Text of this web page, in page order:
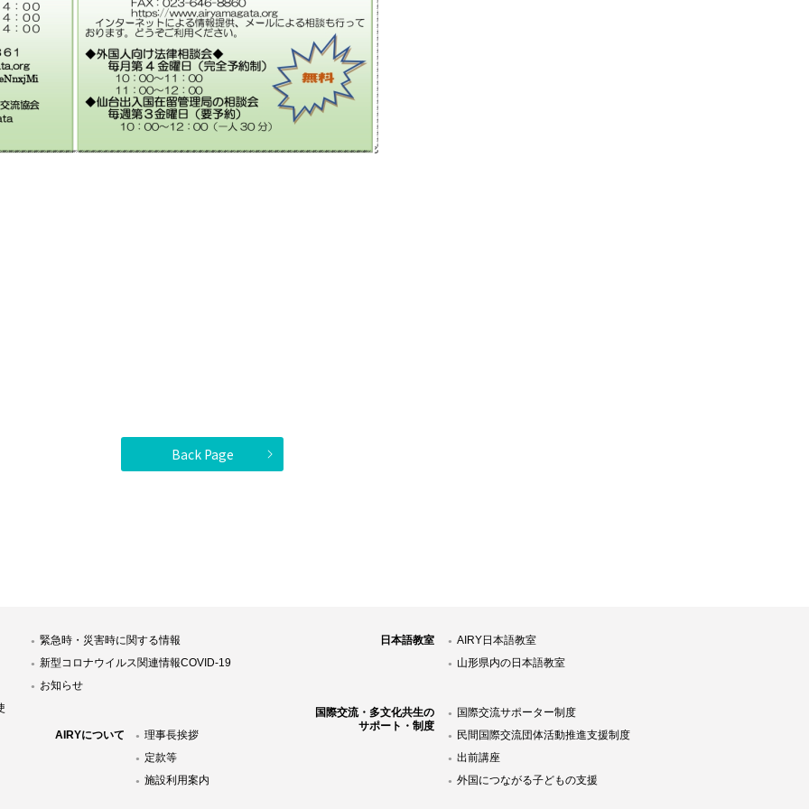
Back Page
緊急時・災害時に関する情報
新型コロナウイルス関連情報COVID-19
お知らせ
AIRYについて
理事長挨拶
定款等
施設利用案内
日本語教室
AIRY日本語教室
山形県内の日本語教室
国際交流・多文化共生の
サポート・制度
国際交流サポーター制度
民間国際交流団体活動推進支援制度
出前講座
外国につながる子どもの支援